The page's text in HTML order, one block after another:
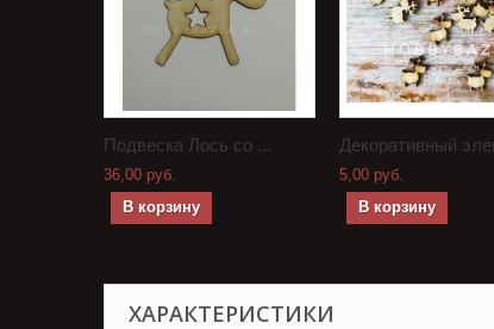
Подвеска Лось со ...
36,00 руб.
В корзину
Декоративный
5,00 руб.
В корзину
ХАРАКТЕРИСТИКИ